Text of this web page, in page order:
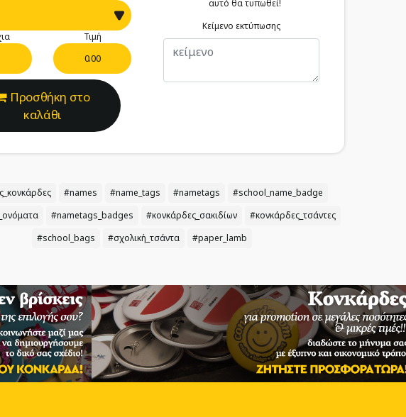
Τιμή
0.00
Προσθήκη στο
καλάθι
αυτό θα τυπωθεί!
Κείμενο εκτύπωσης
#names #name_tags #nametags
#school_name_badge
#nametags_badges #κονκάρδες_σακιδίων
#κονκάρδες_τσάντες
#school_bags
#σχολική_τσάντα #paper_lamb